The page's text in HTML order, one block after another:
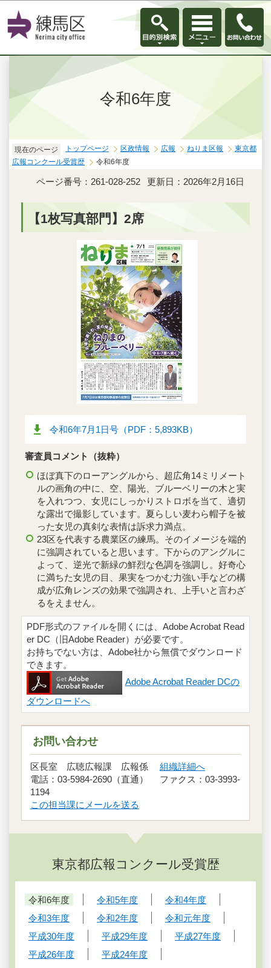
このページの本文へ移動
令和6年度
現在のページ トップページ 区政情報 広報 ねりま区報
東京都
広報コンクール受賞歴
令和6年度
ページ番号：261-028-252 更新日：2026年2月16日
【1枚写真部門】2席
令和6年7月1日号（PDF：5,893KB）
審査員コメント（抜粋）
ほぼ真下のローアングルから、超広角14ミリメート
ルの画角の中に、空、陽光、ブルーベリーの木と実
を入れつつ、女児にしっかりストロボを当て、適切
な露出で撮影しています。夏らしい麦わら帽子を被
った女児の真剣な表情は訴求力満点。
23区を代表する農業区の練馬。そのイメージを端的
に強調されていると思います。下からのアングルに
よって、逆光で新緑の鮮烈な色調を強調し。好奇心
に満ちた女児の目、果実をつかむ力強い手などの構
成が広角レンズの効果で強調され、上手いと言わざ
るをえません。
PDF形式のファイルを開くには、Adobe Acrobat Read
er DC（旧Adobe Reader）が必要です。
お持ちでない方は、Adobe社から無償でダウンロード
できます。
Adobe Acrobat Reader DCの
ダウンロードへ
お問い合わせ
区長室 広聴広報課 広報係 組織詳細へ
電話：03-5984-2690（直通） ファクス：03-3993-
1194
この担当課にメールを送る
東京都広報コンクール受賞歴
令和6年度 令和5年度
令和4年度
令和3年度
令和2年度
令和元年度
平成30年度
平成29年度
平成27年度
平成26年度
平成24年度